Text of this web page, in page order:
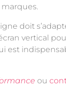
doit
vertical
ou